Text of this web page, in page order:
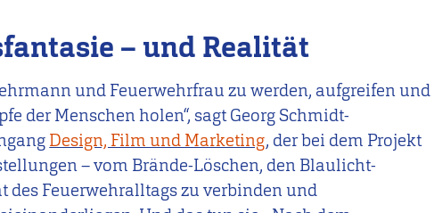
– und Realität
und Feuerwehrfrau zu werden, aufgreifen und
der Menschen holen“, sagt Georg Schmidt-
Design, Film und Marketing, der bei dem Projekt
– vom Brände-Löschen, den Blaulicht-
des Feuerwehralltags zu verbinden und